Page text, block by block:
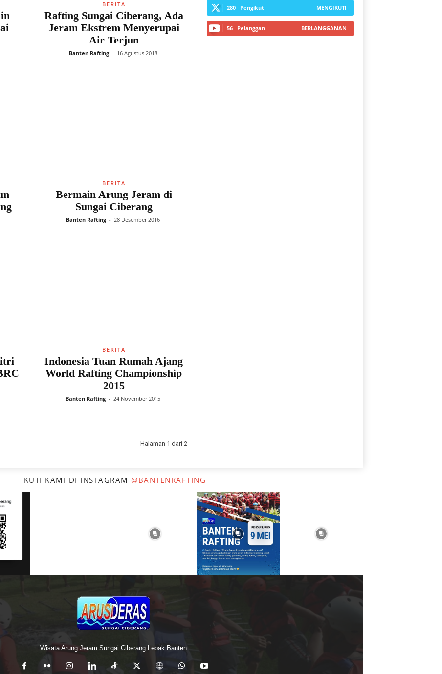
BERITA
Rafting Sungai Ciberang, Ada
Jeram Ekstrem Menyerupai
Air Terjun
Banten Rafting - 16 Agustus 2018
BERITA
Bermain Arung Jeram di
Sungai Ciberang
Banten Rafting - 28 Desember 2016
BERITA
Indonesia Tuan Rumah Ajang
World Rafting Championship
2015
Banten Rafting - 24 November 2015
Halaman 1 dari 2
280 Pengikut MENGIKUTI
56 Pelanggan BERLANGGANAN
IKUTI KAMI DI INSTAGRAM @BANTENRAFTING
Wisata Arung Jeram Sungai Ciberang Lebak Banten